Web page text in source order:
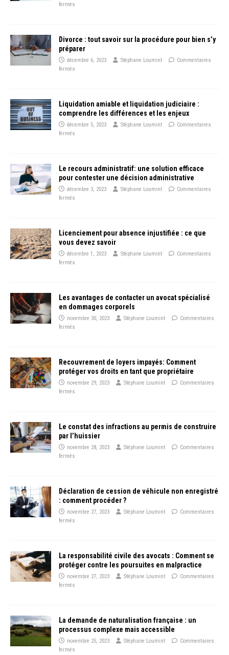
fermés
Divorce : tout savoir sur la procédure pour bien s’y
préparer
décembre 6, 2023 Stéphane Loumint
Commentaires
fermés
Liquidation amiable et liquidation judiciaire :
comprendre les différences et les enjeux
décembre 5, 2023 Stéphane Loumint
Commentaires
fermés
Le recours administratif: une solution efficace
pour contester une décision administrative
décembre 3, 2023 Stéphane Loumint
Commentaires
fermés
Licenciement pour absence injustifiée : ce que
vous devez savoir
décembre 1, 2023 Stéphane Loumint
Commentaires
fermés
Les avantages de contacter un avocat spécialisé
en dommages corporels
novembre 30, 2023 Stéphane Loumint
Commentaires
fermés
Recouvrement de loyers impayés: Comment
protéger vos droits en tant que propriétaire
novembre 29, 2023 Stéphane Loumint
Commentaires
fermés
Le constat des infractions au permis de construire
par l’huissier
novembre 28, 2023 Stéphane Loumint
Commentaires
fermés
Déclaration de cession de véhicule non enregistré
: comment procéder ?
novembre 27, 2023 Stéphane Loumint
Commentaires
fermés
La responsabilité civile des avocats : Comment se
protéger contre les poursuites en malpractice
novembre 27, 2023 Stéphane Loumint
Commentaires
fermés
La demande de naturalisation française : un
processus complexe mais accessible
novembre 25, 2023 Stéphane Loumint
Commentaires
fermés